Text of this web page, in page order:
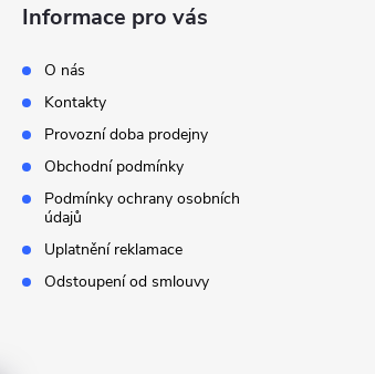
Informace pro vás
O nás
Kontakty
Provozní doba prodejny
Obchodní podmínky
Podmínky ochrany osobních
údajů
Uplatnění reklamace
Odstoupení od smlouvy